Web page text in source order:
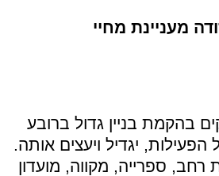
מעניינת מחיי
בהקמת בניין גדול ברובע
הפעילות, יגדיל ויעצים אותה.
רחב, ספרייה, מקווה, מועדון